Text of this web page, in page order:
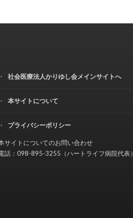
社会医療法人かりゆし会メインサイトへ
本サイトについて
プライバシーポリシー
サイトについてのお問い合わせ
話：098-895-3255（ハートライフ病院代表）